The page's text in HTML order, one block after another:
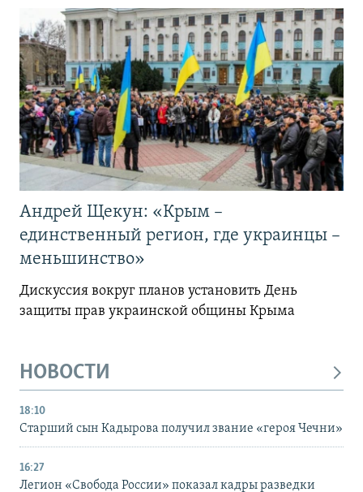
Андрей Щекун: «Крым –
единственный регион, где украинцы –
меньшинство»
Дискуссия вокруг планов установить День
защиты прав украинской общины Крыма
НОВОСТИ
18:10
Старший сын Кадырова получил звание «героя Чечни»
16:27
Легион «Свобода России» показал кадры разведки